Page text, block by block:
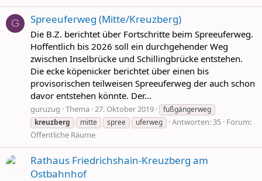
G Spreeuferweg (Mitte/Kreuzberg)
Die B.Z. berichtet über Fortschritte beim Spreeuferweg.
Hoffentlich bis 2026 soll ein durchgehender Weg
zwischen Inselbrücke und Schillingbrücke entstehen.
Die ecke köpenicker berichtet über einen bis
provisorischen teilweisen Spreeuferweg der auch schon
davor entstehen könnte. Der...
guruzug Thema 27. Oktober 2019
fußgängerweg
kreuzberg
mitte spree uferweg Antworten: 35 Forum:
Öffentliche Räume
Rathaus Friedrichshain-Kreuzberg am
Ostbahnhof